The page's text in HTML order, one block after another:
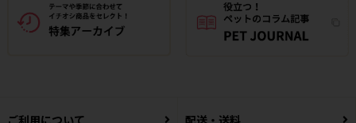
ご利用について 配送・送料